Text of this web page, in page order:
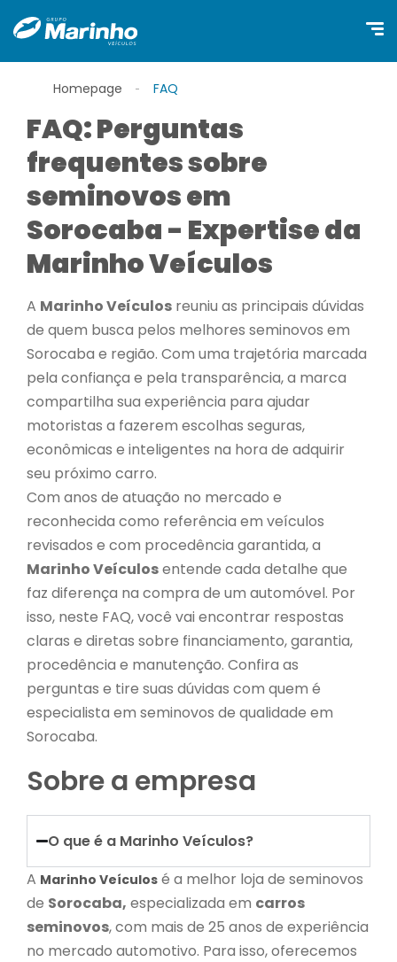
Homepage FAQ
FAQ: Perguntas
frequentes sobre
seminovos em
Sorocaba - Expertise da
Marinho Veículos
A Marinho Veículos reuniu as principais dúvidas
de quem busca pelos melhores seminovos em
Sorocaba e região. Com uma trajetória marcada
pela confiança e pela transparência, a marca
compartilha sua experiência para ajudar
motoristas a fazerem escolhas seguras,
econômicas e inteligentes na hora de adquirir
seu próximo carro.
Com anos de atuação no mercado e
reconhecida como referência em veículos
revisados e com procedência garantida, a
Marinho Veículosentende cada detalhe que
faz diferença na compra de um automóvel. Por
isso, neste FAQ, você vai encontrar respostas
claras e diretas sobre financiamento, garantia,
procedência e manutenção. Confira as
perguntas e tire suas dúvidas com quem é
especialista em seminovos de qualidade em
Sorocaba.
Sobre a empresa
O que é a Marinho Veículos?
A Marinho Veículos é a melhor loja de seminovos
de Sorocaba, especializada em carros
seminovos, com mais de 25 anos de experiência
no mercado automotivo. Para isso, oferecemos